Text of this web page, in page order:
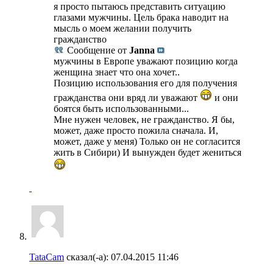
я просто пытаюсь представить ситуацию
глазами мужчины. Цель брака наводит на
мысль о моем желании получить
гражданство
Сообщение от Janna
мужчины в Европе уважают позицию когда
женщина знает что она хочет..
Позицию использования его для получения
гражданства они вряд ли уважают
и они
боятся быть использованными...
Мне нужен человек, не гражданство. Я бы,
может, даже просто пожила сначала. И,
может, даже у меня) Только он не согласится
жить в Сибири) И вынужден будет жениться
TataCam сказал(-а): 07.04.2015 11:46